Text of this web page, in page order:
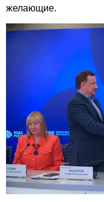
желающие.